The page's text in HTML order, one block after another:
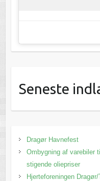
Seneste
Dragør Havnefest
Ombygning af varebiler
stigende oliepriser
Hjerteforeningen